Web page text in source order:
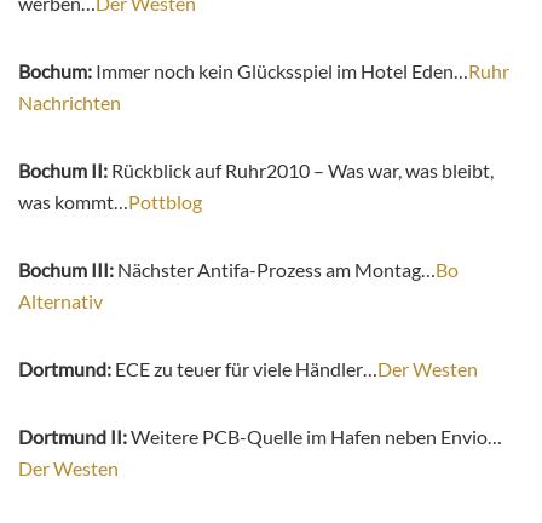
Bochum: Immer noch kein Glücksspiel im Hotel Eden…Ruhr
Nachrichten
Bochum II: Rückblick auf Ruhr2010 – Was war, was bleibt,
was kommt…Pottblog
Bochum III: Nächster Antifa-Prozess am Montag…Bo
Alternativ
Dortmund: ECE zu teuer für viele Händler…Der Westen
Dortmund II:Weitere PCB-Quelle im Hafen neben Envio…
Der Westen